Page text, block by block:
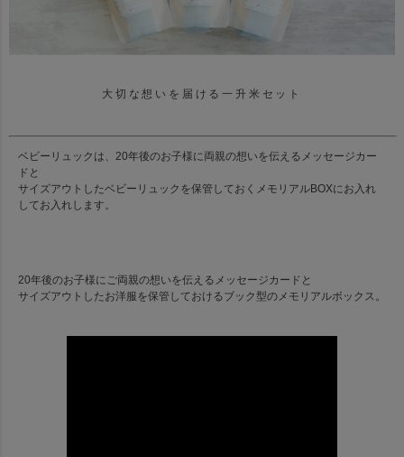
大切な想いを届ける一升米セット
ベビーリュックは、20年後のお子様に両親の想いを伝えるメッセージカー
ドと
サイズアウトしたベビーリュックを保管しておくメモリアルBOXにお入れ
してお入れします。
20年後のお子様にご両親の想いを伝えるメッセージカードと
サイズアウトしたお洋服を保管しておけるブック型のメモリアルボックス。